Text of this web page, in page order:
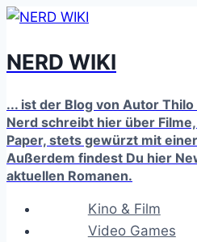
Zum
springen
NERD WIKI
... ist der Blog von Autor
Nerd schreibt hier über
Paper, stets gewürzt mit
Außerdem findest Du hier
aktuellen Romanen.
Kino & Film
Video Games